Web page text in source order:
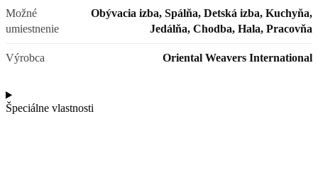
Možné
umiestnenie
Obývacia izba, Spálňa, Detská izba, Kuchyňa,
Jedálňa, Chodba, Hala, Pracovňa
Výrobca Oriental Weavers International
Špeciálne vlastnosti